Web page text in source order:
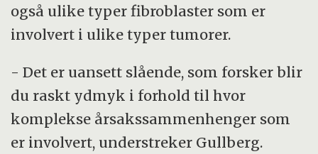
også ulike typer fibroblaster som er
involvert i ulike typer tumorer.
- Det er uansett slående, som forsker blir
du raskt ydmyk i forhold til hvor
komplekse årsakssammenhenger som
er involvert, understreker Gullberg.